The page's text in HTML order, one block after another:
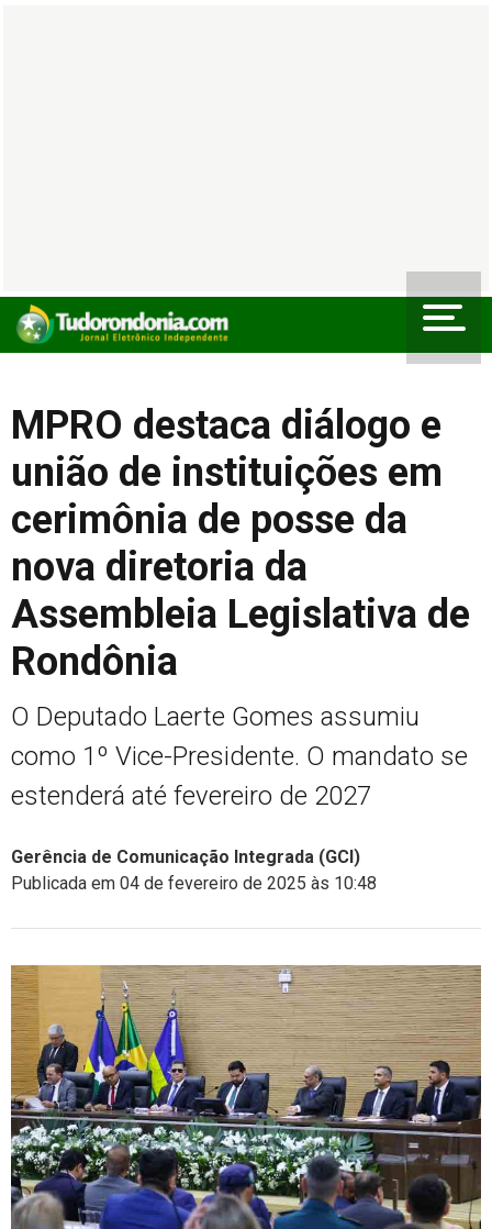
MPRO destaca diálogo e
união de instituições em
cerimônia de posse da
nova diretoria da
Assembleia Legislativa de
Rondônia
O Deputado Laerte Gomes assumiu
como 1º Vice-Presidente. O mandato se
estenderá até fevereiro de 2027
Gerência de Comunicação Integrada (GCI)
Publicada em 04 de fevereiro de 2025 às 10:48